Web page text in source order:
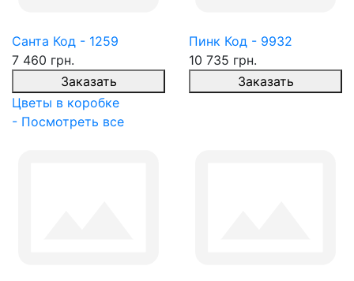
Санта Код - 1259
7 460 грн.
Заказать
Пинк Код - 9932
10 735 грн.
Заказать
Цветы в коробке
- Посмотреть все